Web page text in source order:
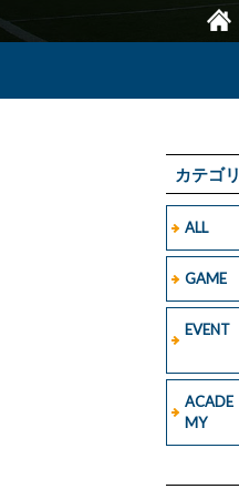
カテゴリ
ALL
GAME
EVENT
ACADE
MY